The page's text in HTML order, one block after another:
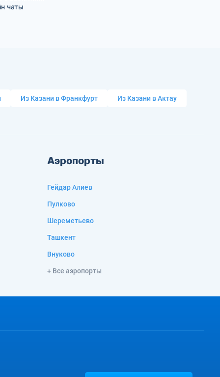
чаты
Из Казани в Франкфурт Из Казани в Актау
Аэропорты
Гейдар Алиев
Пулково
Шереметьево
Ташкент
Внуково
+ Все аэропорты